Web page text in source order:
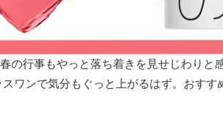
の行事もやっと落ち着きを見せじわりと
ワンで気分もぐっと上がるはず。おすす